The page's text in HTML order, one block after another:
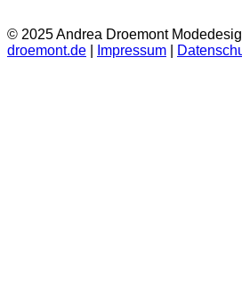
© 2025 Andrea Droemont
droemont.de
Impressum